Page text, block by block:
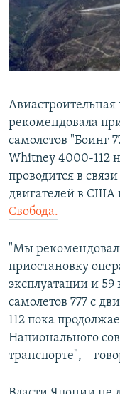
ПОБЕДИТЕЛЕЙ НЕ
ELIFBE
ПРИСОЕДИНЯЙТЕСЬ!
Все сайты RFE/
рекомендовала
самолетов "Боинг
Whitney 4000-112
проводится в
двигателей в США
Свобода.
"Мы
приостановку
эксплуатации и
самолетов 777 с
112 пока
Национального
транспорте", –